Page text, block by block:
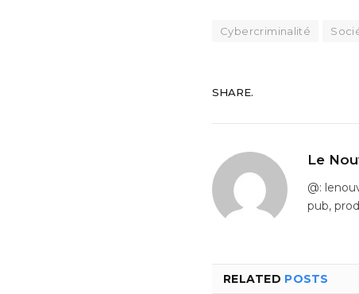
Cybercriminalité
SHARE.
Le
@:
pub,
RELATED POSTS